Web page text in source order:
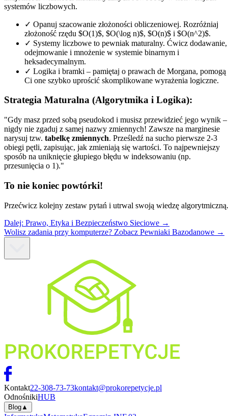
systemów liczbowych.
✓ Opanuj szacowanie złożoności obliczeniowej. Rozróżniaj
złożoność rzędu $O(1)$, $O(\log n)$, $O(n)$ i $O(n^2)$.
✓ Systemy liczbowe to pewniak maturalny. Ćwicz dodawanie,
odejmowanie i mnożenie w systemie binarnym i
heksadecymalnym.
✓ Logika i bramki – pamiętaj o prawach de Morgana, pomogą
Ci one szybko uprościć skomplikowane wyrażenia logiczne.
Strategia Maturalna (Algorytmika i Logika):
"Gdy masz przed sobą pseudokod i musisz przewidzieć jego wynik –
nigdy nie zgaduj z samej nazwy zmiennych! Zawsze na marginesie
narysuj tzw. tabelkę zmiennych. Prześledź na sucho pierwsze 2-3
obiegi pętli, zapisując, jak zmieniają się wartości. To najpewniejszy
sposób na uniknięcie głupiego błędu w indeksowaniu (np.
przesunięcia o 1)."
To nie koniec powtórki!
Przećwicz kolejny zestaw pytań i utrwal swoją wiedzę algorytmiczną.
Dalej: Prawo, Etyka i Bezpieczeństwo Sieciowe →
Wolisz zadania przy komputerze? Zobacz Pewniaki Bazodanowe →
Kontakt22-308-73-73kontakt@prokorepetycje.pl
OdnośnikiHUB
Blog ▲